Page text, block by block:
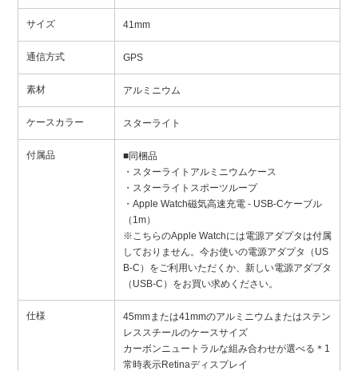
サイズ 41mm
通信方式 GPS
素材 アルミニウム
ケースカラー スターライト
付属品
■同梱品
・スターライトアルミニウムケース
・スターライトスポーツループ
・Apple Watch磁気高速充電 - USB-Cケーブル
（1m）
※こちらのApple Watchには電源アダプタは付属
しておりません。今お使いの電源アダプタ（US
B-C）をご利用いただくか、新しい電源アダプタ
（USB-C）をお買い求めください。
仕様
45mmまたは41mmのアルミニウムまたはステン
レススチールのケースサイズ
カーボンニュートラルな組み合わせが選べる＊1
常時表示Retinaディスプレイ